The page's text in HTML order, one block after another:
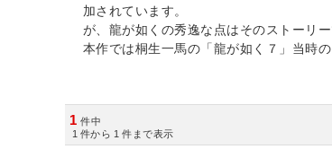
加されています。
が、龍が如くの秀逸な点はそのストーリー
本作では桐生一馬の「龍が如く７」当時
1 件中
1 件から 1 件まで表示